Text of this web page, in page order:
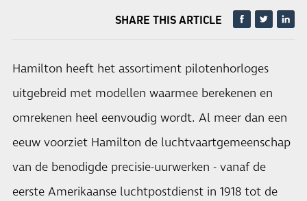
SHARE THIS ARTICLE
Hamilton heeft het assortiment pilotenhorloges
uitgebreid met modellen waarmee berekenen en
omrekenen heel eenvoudig wordt. Al meer dan een
eeuw voorziet Hamilton de luchtvaartgemeenschap
van de benodigde precisie-uurwerken - vanaf de
eerste Amerikaanse luchtpostdienst in 1918 tot de